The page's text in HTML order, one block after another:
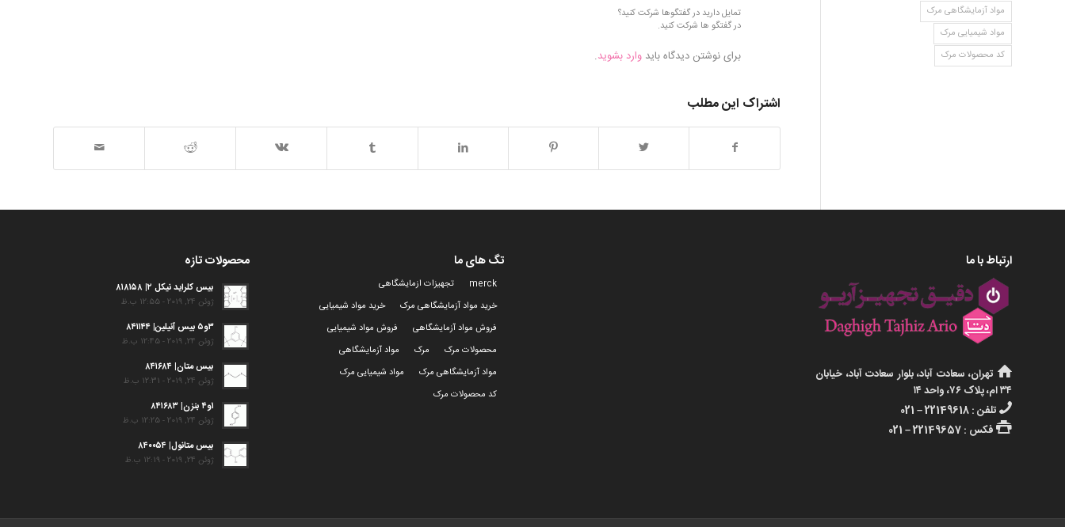
تمایل دارید در گفتگوها شرکت کنید؟
در گفتگو ها شرکت کنید.
برای نوشتن دیدگاه باید وارد بشوید.
اشتراک این مطلب
مواد آزمایشگاهی مرک
مواد شیمیایی مرک
کد محصولات مرک
ارتباط با ما
تهران، سعادت آباد، بلوار سعادت آباد، خیابان
۳۴ ام، پلاک ۷۶، واحد ۱۴
تلفن : 22149618 – 021
فکس : 22149657 – 021
تگ های ما
merck
تجهیزات ازمایشگاهی
خرید مواد آزمایشگاهی مرک
خرید مواد شیمیایی
فروش مواد آزمایشگاهی
فروش مواد شیمیایی
محصولات مرک
مرک
مواد آزمایشگاهی
مواد آزمایشگاهی مرک
مواد شیمیایی مرک
کد محصولات مرک
محصولات تازه
بیس کلراید نیکل ۲| ۸۱۸۱۵۸
ژوئن 24, 2019 - 12:55 ب.ظ
۳و۵ بیس آنیلین| ۸۴۱۱۴۴
ژوئن 24, 2019 - 12:45 ب.ظ
بیس متان| ۸۴۱۶۸۴
ژوئن 24, 2019 - 12:31 ب.ظ
۱و۴ بنزن| ۸۴۱۶۸۳
ژوئن 24, 2019 - 12:25 ب.ظ
بیس متانول| ۸۴۰۰۵۴
ژوئن 24, 2019 - 12:19 ب.ظ